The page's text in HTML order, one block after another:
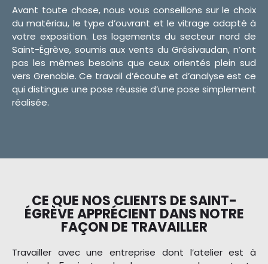
Avant toute chose, nous vous conseillons sur le choix
du matériau, le type d’ouvrant et le vitrage adapté à
votre exposition. Les logements du secteur nord de
Saint-Égrève, soumis aux vents du Grésivaudan, n’ont
pas les mêmes besoins que ceux orientés plein sud
vers Grenoble. Ce travail d’écoute et d’analyse est ce
qui distingue une pose réussie d’une pose simplement
réalisée.
CE QUE NOS CLIENTS DE SAINT-
ÉGRÈVE APPRÉCIENT DANS NOTRE
FAÇON DE TRAVAILLER
Travailler avec une entreprise dont l’atelier est à